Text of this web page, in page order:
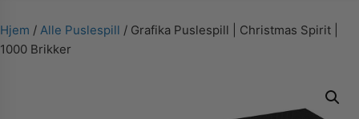
Hjem / Alle Puslespill / Grafika Puslespill | Christmas Spirit |
1000 Brikker